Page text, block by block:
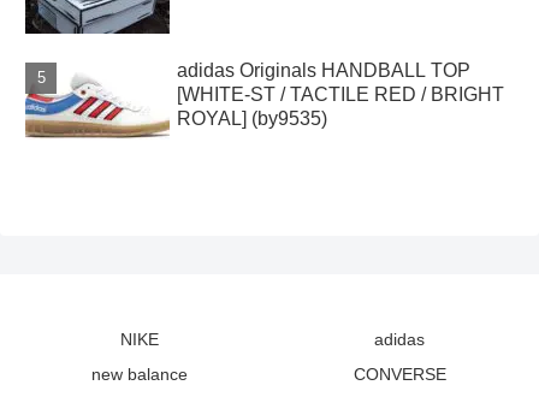
adidas Originals HANDBALL TOP
[WHITE-ST / TACTILE RED / BRIGHT
ROYAL] (by9535)
NIKE
adidas
new balance
CONVERSE